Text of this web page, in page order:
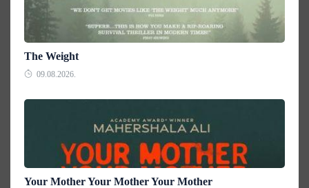
The Weight
09.08.2026.
Your Mother Your Mother Your Mother